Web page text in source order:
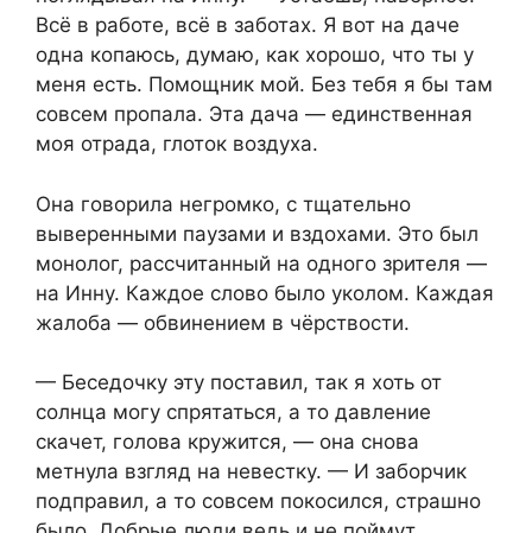
Всё в работе, всё в заботах. Я вот на даче
одна копаюсь, думаю, как хорошо, что ты у
меня есть. Помощник мой. Без тебя я бы там
совсем пропала. Эта дача — единственная
моя отрада, глоток воздуха.
Она говорила негромко, с тщательно
выверенными паузами и вздохами. Это был
монолог, рассчитанный на одного зрителя —
на Инну. Каждое слово было уколом. Каждая
жалоба — обвинением в чёрствости.
— Беседочку эту поставил, так я хоть от
солнца могу спрятаться, а то давление
скачет, голова кружится, — она снова
метнула взгляд на невестку. — И заборчик
подправил, а то совсем покосился, страшно